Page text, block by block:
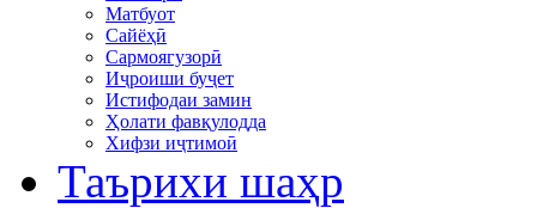
Матбуот
Сайёҳӣ
Сармоягузорӣ
Иҷроиши буҷет
Истифодаи замин
Ҳолати фавқулодда
Хифзи иҷтимоӣ
Таърихи шаҳр